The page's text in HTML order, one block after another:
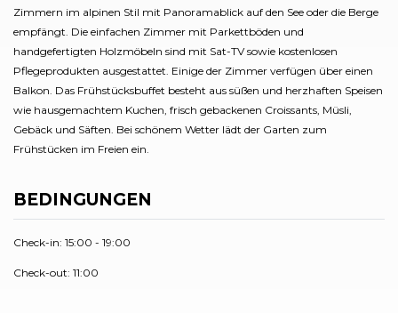
Zimmern im alpinen Stil mit Panoramablick auf den See oder die Berge
empfängt. Die einfachen Zimmer mit Parkettböden und
handgefertigten Holzmöbeln sind mit Sat-TV sowie kostenlosen
Pflegeprodukten ausgestattet. Einige der Zimmer verfügen über einen
Balkon. Das Frühstücksbuffet besteht aus süßen und herzhaften Speisen
wie hausgemachtem Kuchen, frisch gebackenen Croissants, Müsli,
Gebäck und Säften. Bei schönem Wetter lädt der Garten zum
Frühstücken im Freien ein.
BEDINGUNGEN
Check-in: 15:00 - 19:00
Check-out: 11:00